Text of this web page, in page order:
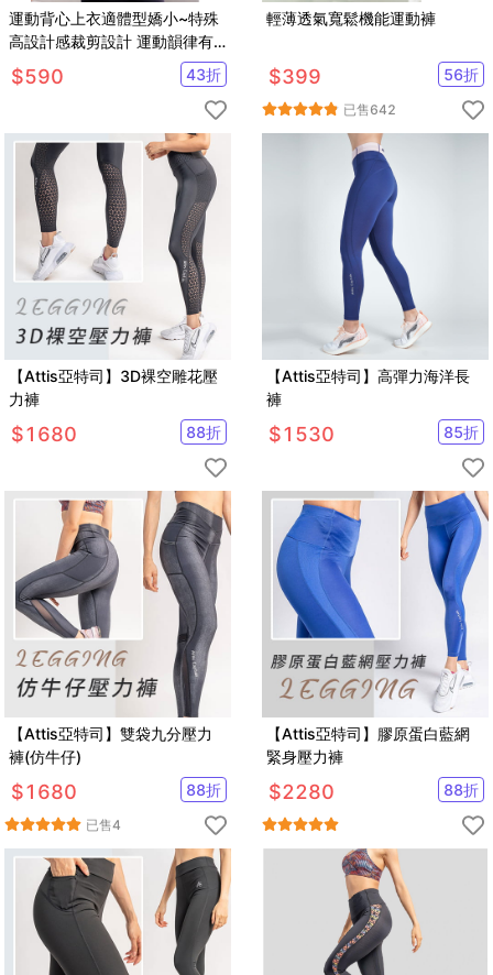
運動背心上衣適體型嬌小~特殊
高設計感裁剪設計 運動韻律有
氧跑步瑜珈LETS SEA-KOI
$590 43折
輕薄透氣寬鬆機能運動褲
$399 56折
已售642
【Attis亞特司】3D裸空雕花壓
力褲
$1680 88折
【Attis亞特司】高彈力海洋長
褲
$1530 85折
【Attis亞特司】雙袋九分壓力
褲(仿牛仔)
$1680 88折
已售4
【Attis亞特司】膠原蛋白藍網
緊身壓力褲
$2280 88折